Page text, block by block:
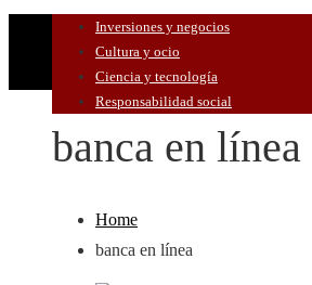
Inversiones y negocios
Cultura y ocio
Ciencia y tecnología
Responsabilidad social
banca en línea
Home
banca en línea